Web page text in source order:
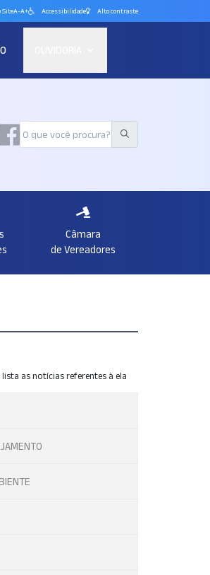
SiteA-A+ Accessibilidade Alto contraste
Câmara
de Vereadores
as notícias referentes à ela